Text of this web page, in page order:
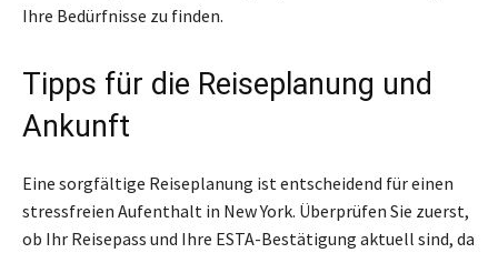
Ihre Bedürfnisse zu finden.
Tipps für die Reiseplanung und
Ankunft
Eine sorgfältige Reiseplanung ist entscheidend für einen
stressfreien Aufenthalt in New York. Überprüfen Sie zuerst,
ob Ihr Reisepass und Ihre ESTA-Bestätigung aktuell sind, da